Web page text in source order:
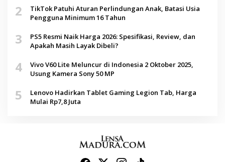
2
TikTok Patuhi Aturan Perlindungan Anak, Batasi Usia
Pengguna Minimum 16 Tahun
3
PS5 Resmi Naik Harga 2026: Spesifikasi, Review, dan
Apakah Masih Layak Dibeli?
4
Vivo V60 Lite Meluncur di Indonesia 2 Oktober 2025,
Usung Kamera Sony 50 MP
5
Lenovo Hadirkan Tablet Gaming Legion Tab, Harga
Mulai Rp7,8 Juta